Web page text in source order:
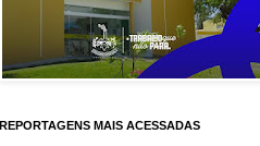
REPORTAGENS MAIS ACESSADAS